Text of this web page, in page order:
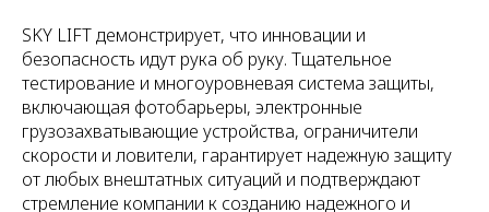
SKY LIFT демонстрирует, что инновации и
безопасность идут рука об руку. Тщательное
тестирование и многоуровневая система защиты,
включающая фотобарьеры, электронные
грузозахватывающие устройства, ограничители
скорости и ловители, гарантирует надежную защиту
от любых внештатных ситуаций и подтверждают
стремление компании к созданию надежного и